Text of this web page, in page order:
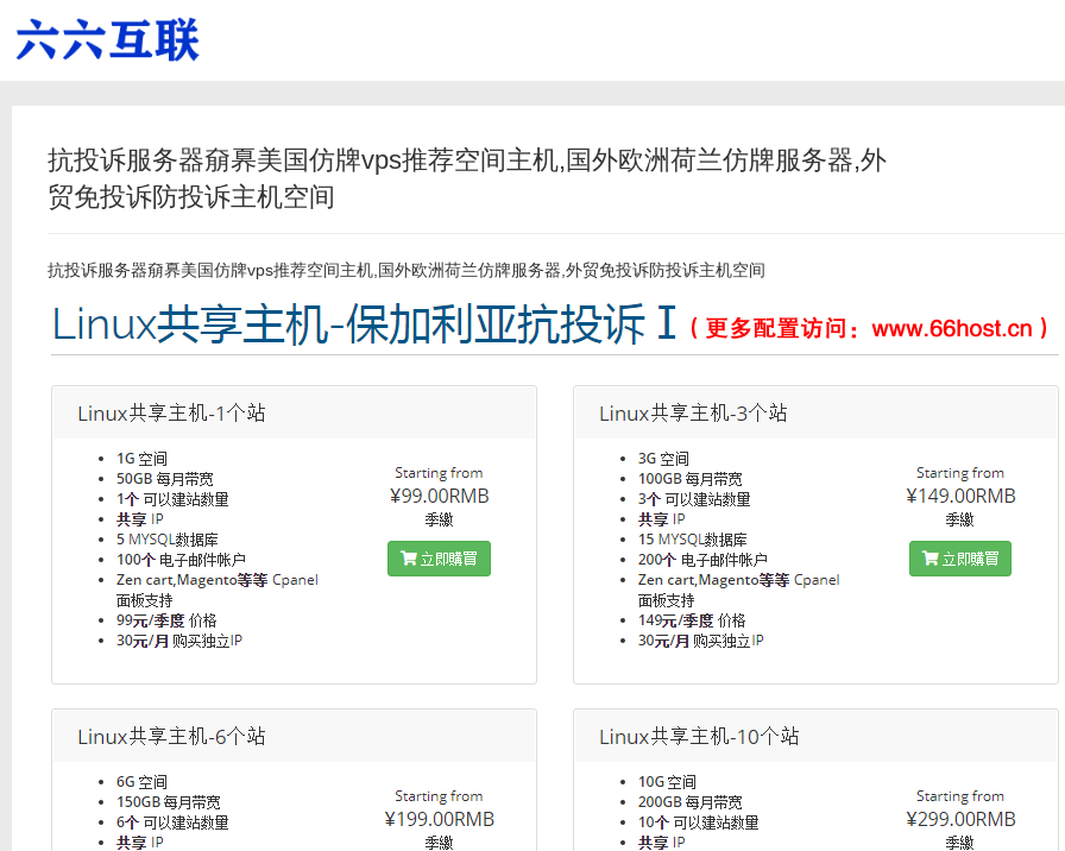
抗投诉服务器奟奡美国仿牌vps推荐空间主机,国外欧洲荷兰仿牌服务器,外
贸免投诉防投诉主机空间
抗投诉服务器奟奡美国仿牌vps推荐空间主机,国外欧洲荷兰仿牌服务器 外贸免投诉防投诉主机空间